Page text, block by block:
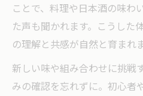
ことで、料理や日本酒の味わ
た声も聞かれます。こうした
の理解と共感が自然と育まれま
新しい味や組み合わせに挑戦
みの確認を忘れずに。初心者